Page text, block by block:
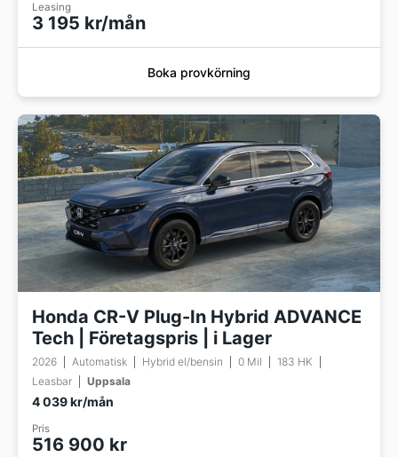
Leasing
3 195 kr/mån
Boka provkörning
Honda CR-V Plug-In Hybrid ADVANCE
Tech | Företagspris | i Lager
2026 Automatisk Hybrid el/bensin 0 Mil
183 HK
Leasbar
Uppsala
4 039 kr/mån
Pris
516 900 kr